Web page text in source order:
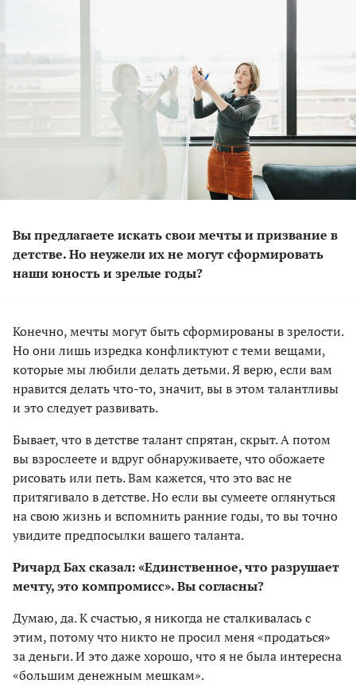
Вы предлагаете искать свои мечты и призвание в
детстве. Но неужели их не могут сформировать
наши юность и зрелые годы?
Конечно, мечты могут быть сформированы в зрелости.
Но они лишь изредка конфликтуют с теми вещами,
которые мы любили делать детьми. Я верю, если вам
нравится делать что-то, значит, вы в этом талантливы
и это следует развивать.
Бывает, что в детстве талант спрятан, скрыт. А потом
вы взрослеете и вдруг обнаруживаете, что обожаете
рисовать или петь. Вам кажется, что это вас не
притягивало в детстве. Но если вы сумеете оглянуться
на свою жизнь и вспомнить ранние годы, то вы точно
увидите предпосылки вашего таланта.
Ричард Бах сказал: «Единственное, что разрушает
мечту, это компромисс». Вы согласны?
Думаю, да. К счастью, я никогда не сталкивалась с
этим, потому что никто не просил меня «продаться»
за деньги. И это даже хорошо, что я не была интересна
«большим денежным мешкам».